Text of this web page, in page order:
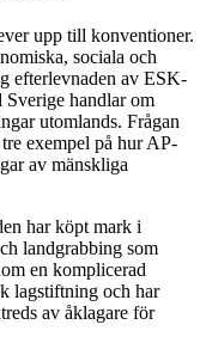
upp till konventioner.
sociala och
efterlevnaden av ESK-
handlar om
utomlands. Frågan
exempel på hur AP-
av mänskliga
har köpt mark i
landgrabbing som
en komplicerad
lagstiftning och har
av åklagare för